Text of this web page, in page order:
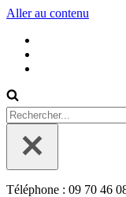
Aller au contenu
Rechercher...
Téléphone : 09 70 46